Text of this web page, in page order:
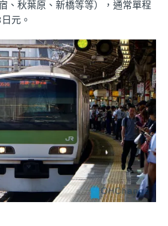
、秋葉原、新橋等等），通常單程
元。